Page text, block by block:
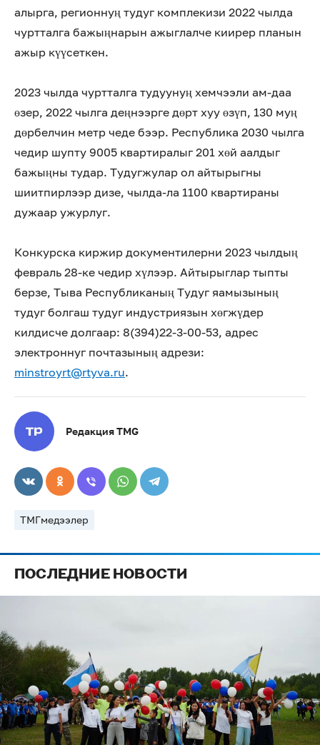
алырга, регионнуң тудуг комплекизи 2022 чылда
чуртталга бажыңнарын ажыглалче киирер планын
ажыр күүсеткен.
2023 чылда чуртталга тудуунуң хемчээли ам-даа
өзер, 2022 чылга деңнээрге дөрт хуу өзүп, 130 муң
дөрбелчин метр чеде бээр. Республика 2030 чылга
чедир шупту 9005 квартиралыг 201 хөй аалдыг
бажыңны тудар. Тудугжулар ол айтырыгны
шиитпирлээр дизе, чылда-ла 1100 квартираны
дужаар ужурлуг.
Конкурска киржир документилерни 2023 чылдың
февраль 28-ке чедир хүлээр. Айтырыглар тыпты
берзе, Тыва Республиканың Тудуг яамызының
тудуг болгаш тудуг индустриязын хөгжүдер
килдисче долгаар: 8(394)22-3-00-53, адрес
электроннуг почтазының адрези:
minstroyrt@rtyva.ru.
Редакция TMG
ТМГмедээлер
ПОСЛЕДНИЕ НОВОСТИ